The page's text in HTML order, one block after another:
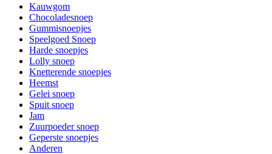
Kauwgom
Chocoladesnoep
Gummisnoepjes
Speelgoed Snoep
Harde snoepjes
Lolly snoep
Knetterende snoepjes
Heemst
Gelei snoep
Spuit snoep
Jam
Zuurpoeder snoep
Geperste snoepjes
Anderen